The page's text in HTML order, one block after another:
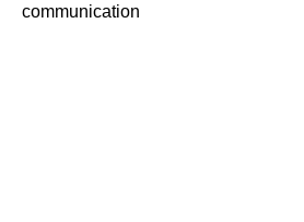
communication